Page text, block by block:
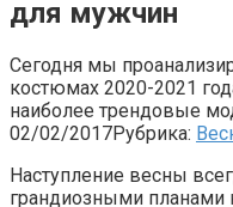
для мужчин
Сегодня мы
костюмах 2020-2021
наиболее трендовые
02/02/2017Рубрика:
Наступление весны
грандиозными планами